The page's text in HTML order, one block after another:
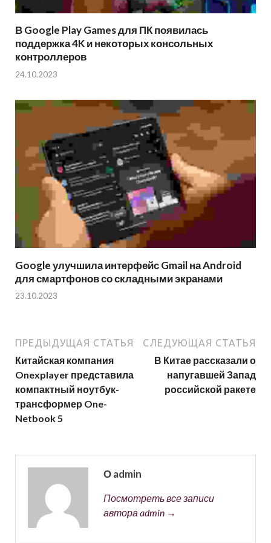
В Google Play Games для ПК появилась
поддержка 4K и некоторых консольных
контроллеров
24.10.2023
Google улучшила интерфейс Gmail на Android
для смартфонов со складными экранами
23.10.2023
ПРЕДЫДУЩАЯ СТАТЬЯ
Китайская компания
Onexplayer представила
компактный ноутбук-
трансформер One-
Netbook 5
СЛЕДУЮЩАЯ СТАТЬЯ
В Китае рассказали о
напугавшей Запад
российской ракете
О admin
Посмотреть все записи
автора admin →